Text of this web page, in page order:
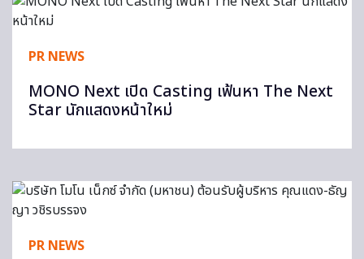
PR NEWS
MONO Next เปิด Casting เฟ้นหา The Next
Star นักแสดงหน้าใหม่
PR NEWS